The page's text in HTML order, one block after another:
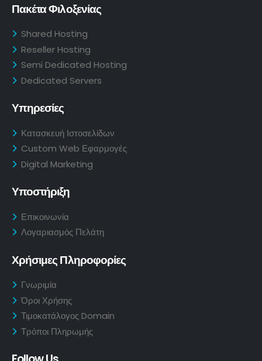
Πακέτα Φιλοξενίας
Shared Hosting
Reseller Hosting
Semi Dedicated Hosting
Dedicated Servers
Υπηρεσίες
Κατασκευή Ιστοσελίδων
Custom Web Εφαρμογές
Digital Marketing
Υποστήριξη
Επικοινωνία
Λογαριασμός Πελάτη
Χρήσιμες Πληροφορίες
Γνωριμία
Όροι Χρήσης
Τιμοκατάλογος Domain
Τρόποι Πληρωμής